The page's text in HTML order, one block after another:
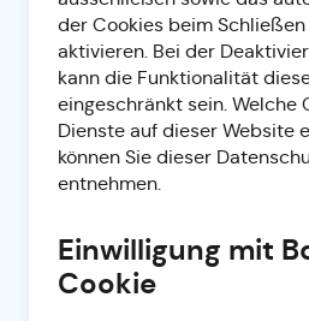
der Cookies beim
aktivieren. Bei der
kann die Funktionalität
eingeschränkt sein. Welche
Dienste auf dieser Website
können Sie dieser
entnehmen.
Einwilligung mit
Cookie